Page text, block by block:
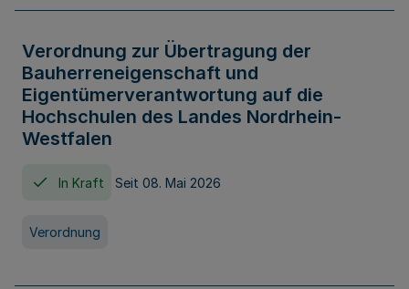
Verordnung zur Übertragung der
Bauherreneigenschaft und
Eigentümerverantwortung auf die
Hochschulen des Landes Nordrhein-
Westfalen
In Kraft Seit 08. Mai 2026
Verordnung